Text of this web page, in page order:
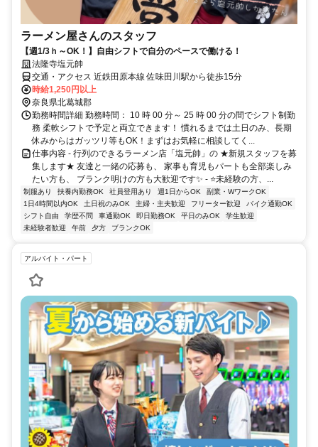
ラーメン屋さんのスタッフ
【週1/3ｈ～OK！】自由シフトで自分のペースで働ける！
法隆寺塩元帥
交通・アクセス 近鉄田原本線 佐味田川駅から徒歩15分
時給1,250円以上
奈良県北葛城郡
勤務時間詳細 勤務時間： 10 時 00 分～ 25 時 00 分の間でシフト制勤
務 柔軟シフトで予定と両立できます！ 慣れるまでは土日のみ、長期
休みからはガッツリ等もOK！まずはお気軽に相談してく...
仕事内容 - 行列のできるラーメン店「塩元帥」の ★新規スタッフを募
集します★ 友達と一緒の応募も、 家事も育児もパートも全部楽しみ
たい方も、 ブランク明けの方も大歓迎です✨ - ⭐未経験の方、...
制服あり 扶養内勤務OK 社員登用あり 週1日からOK
副業・WワークOK
1日4時間以内OK
土日祝のみOK 主婦・主夫歓迎 フリーター歓迎
バイク通勤OK
シフト自由
学歴不問 車通勤OK 即日勤務OK 平日のみOK
学生歓迎
未経験者歓迎
午前 夕方 ブランクOK
アルバイト・パート